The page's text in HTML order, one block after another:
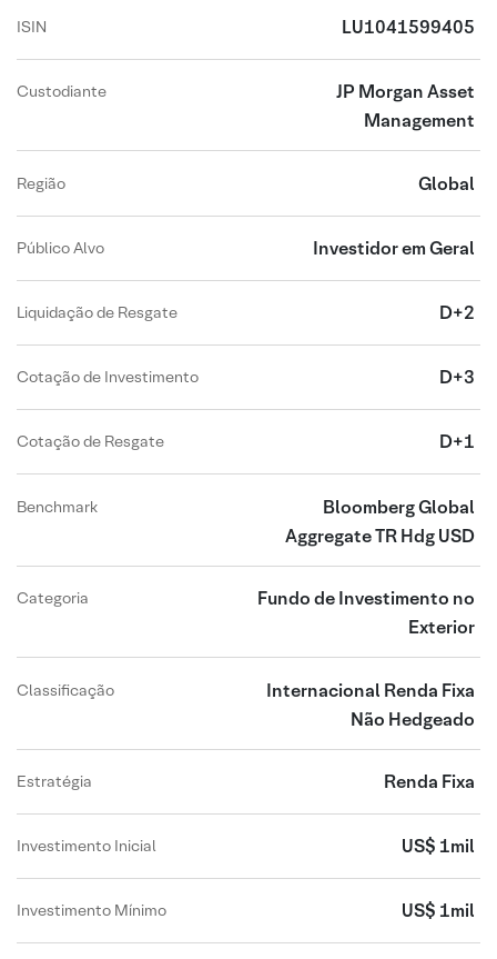
ISIN LU1041599405
Custodiante
JP Morgan Asset
Management
Região Global
Público Alvo Investidor em Geral
Liquidação de Resgate D+2
Cotação de Investimento D+3
Cotação de Resgate D+1
Benchmark
Bloomberg Global
Aggregate TR Hdg USD
Categoria
Fundo de Investimento no
Exterior
Classificação
Internacional Renda Fixa
Não Hedgeado
Estratégia Renda Fixa
Investimento Inicial US$ 1mil
Investimento Mínimo US$ 1mil